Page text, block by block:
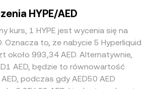
HYPE/AED
kurs, 1 HYPE jest wycenia się na
Oznacza to, że nabycie 5 Hyperliquid
około 993,34 AED. Alternatywnie,
AED, będzie to równowartość
podczas gdy AED50 AED